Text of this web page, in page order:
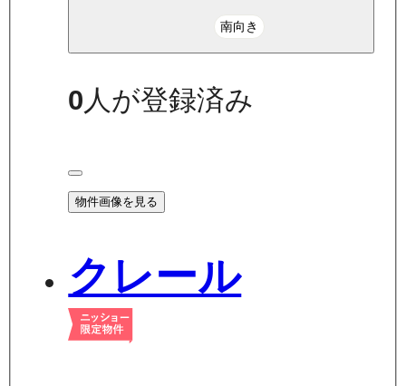
南向き
0人が登録済み
物件画像を見る
クレール